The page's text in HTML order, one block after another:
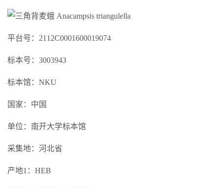
平台号：2112C0001600019074
标本号：3003943
标本馆：NKU
国家：中国
单位：南开大学标本馆
采集地：河北省
产地1：HEB